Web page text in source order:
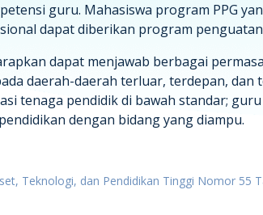
guru. Mahasiswa program PPG
dapat diberikan program
dapat menjawab berbagai
daerah-daerah terluar, terdepan,
tenaga pendidik di bawah standar;
dengan bidang yang diampu.
Teknologi, dan Pendidikan Tinggi Nomor 55